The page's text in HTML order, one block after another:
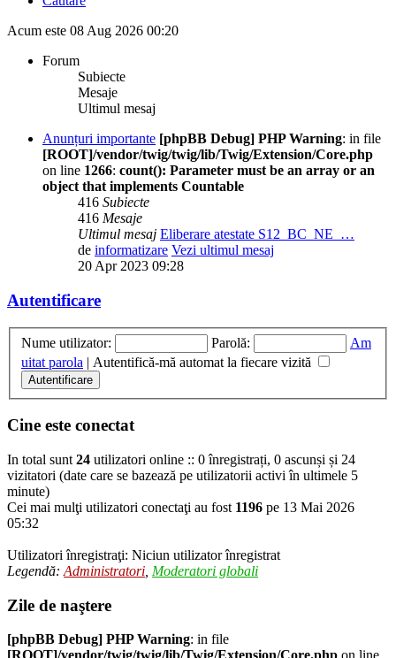
Acum este 08 Aug 2026 00:20
Forum
Subiecte
Mesaje
Ultimul mesaj
Anunțuri importante [phpBB Debug] PHP Warning: in file
[ROOT]/vendor/twig/twig/lib/Twig/Extension/Core.php
on line 1266: count(): Parameter must be an array or an
object that implements Countable
416 Subiecte
416 Mesaje
Ultimul mesaj Eliberare atestate S12_BC_NE_…
de informatizare Vezi ultimul mesaj
20 Apr 2023 09:28
Autentificare
Nume utilizator: Parolă:
Am
uitat parola | Autentifică-mă automat la fiecare vizită
Cine este conectat
In total sunt 24 utilizatori online :: 0 înregistrați, 0 ascunși și 24
vizitatori (date care se bazează pe utilizatorii activi în ultimele 5
minute)
Cei mai mulţi utilizatori conectaţi au fost 1196 pe 13 Mai 2026
05:32
Utilizatori înregistraţi: Niciun utilizator înregistrat
Legendă: Administratori Moderatori globali
Zile de naştere
[phpBB Debug] PHP Warning: in file